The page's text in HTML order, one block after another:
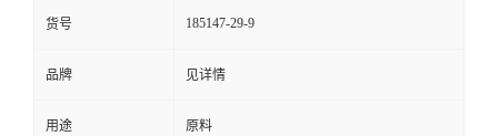
货号 185147-29-9
品牌 见详情
用途 原料